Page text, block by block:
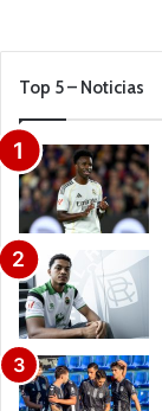
Top 5 – Noticias